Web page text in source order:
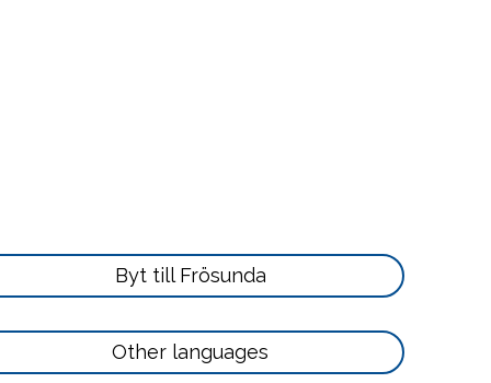
Läs
mer
här
Byt till Frösunda
Läs
Other languages